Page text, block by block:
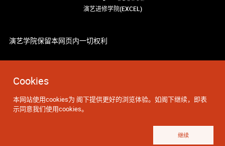
Cookies
本网站使用cookies为 阁下提供更好的浏览体验。如阁下继续，即表
示同意我们使用cookies。
继续
演艺进修学院(EXCEL)
演艺学院保留本网页内一切权利